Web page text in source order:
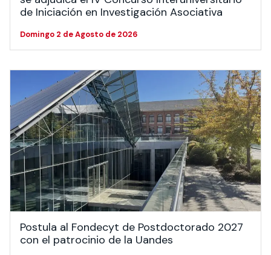
de Iniciación en Investigación Asociativa
Domingo 2 de Agosto de 2026
Postula al Fondecyt de Postdoctorado 2027
con el patrocinio de la Uandes